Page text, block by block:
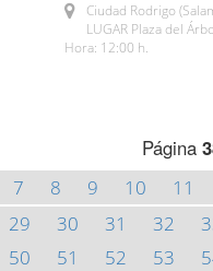
Ciudad Rodrigo
LUGAR Plaza del
Hora: 12:00 h.
Página
7 8 9 10 11
29 30 31 32
50 51 52 53